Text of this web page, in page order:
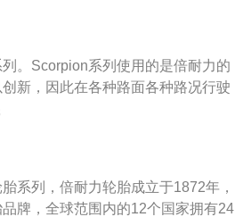
计，能有效降低其内部的噪音，提
同样是一款绿色环保型SUV轮胎，
降低轮胎行驶的滚动阻力，胎噪也
。
。Scorpion系列使用的是倍耐力的
新，因此在各种路面各种路况行驶
安全性，属于全能胎，因此价格也
企业。经历了一百多年的发展，如
力从意大利出发，先后进军到全球
家工厂。2005年，倍耐力首次进入
系列，倍耐力轮胎成立于1872年，
牌，全球范围内的12个国家拥有24